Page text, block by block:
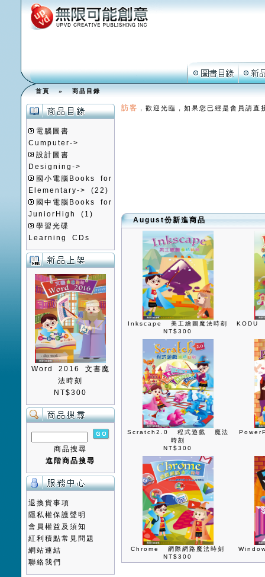
首頁»商品目錄
電腦圖書
Cumputer->
設計圖書
Designing->
國小電腦Books for
Elementary->
(22)
國中電腦Books for
JuniorHigh
(1)
學習光碟
Learning CDs
Word 2016 文書魔
法時刻
NT$300
商品搜尋
進階商品搜尋
退換貨事項
隱私權保護聲明
會員權益及須知
紅利積點常見問題
網站連結
聯絡我們
訪客 ，歡迎光臨，如果您已經是會員請直
August份新進商品
Inkscape 美工繪圖魔法時刻
NT$300
KODU
Scratch2.0 程式遊戲 魔法
時刻
NT$300
Chrome 網際網路魔法時刻
NT$300